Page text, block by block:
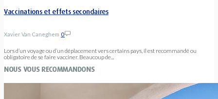
Vaccinations et effets secondaires
Xavier Van Caneghem 0
Lors d’un voyage ou d’un déplacement vers certains pays, il est recommandé ou
obligatoire de se faire vacciner. Beaucoup de...
NOUS VOUS RECOMMANDONS